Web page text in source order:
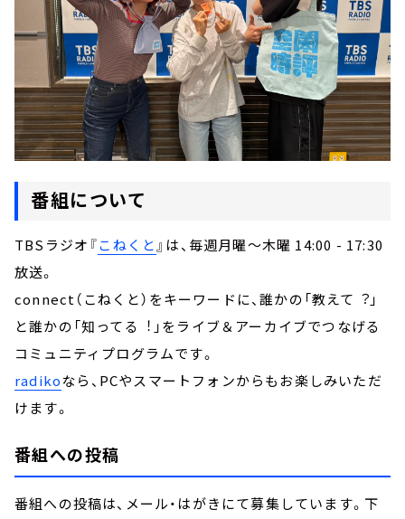
番組について
TBSラジオ『こねくと 』は、毎週月曜～木曜 14:00 - 17:30
放送。
connect（こねくと）をキーワードに、誰かの「教えて︖」
と誰かの「知ってる︕」をライブ＆アーカイブでつなげる
コミュニティプログラムです。
radikoなら、PCやスマートフォンからもお楽しみいただ
けます。
番組への投稿
番組への投稿は、メール・はがきにて募集しています。下